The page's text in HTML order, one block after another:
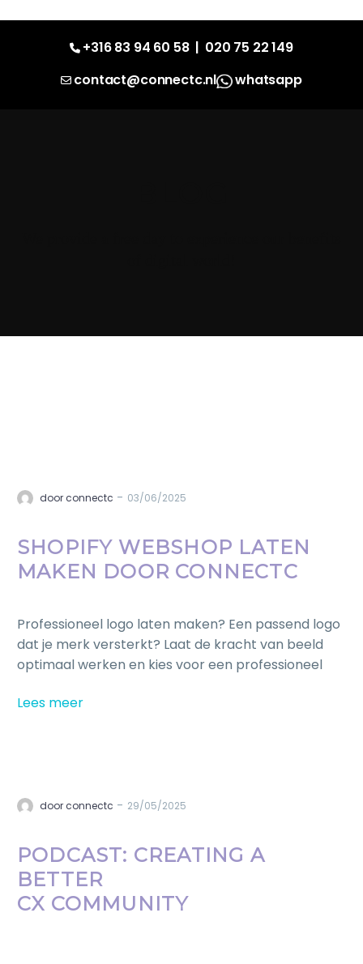
+316 83 94 60 58 | 020 75 22 149
contact@connectc.nl
whatsapp
door connectc - 03/06/2025
SHOPIFY WEBSHOP LATEN
MAKEN DOOR CONNECTC
Professioneel logo laten maken? Een passend logo
dat je merk versterkt? Laat de kracht van beeld
optimaal werken en kies voor een professioneel
Lees meer
door connectc - 29/05/2025
PODCAST: CREATING A
BETTER
CX COMMUNITY